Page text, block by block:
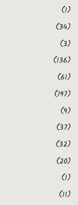
(1)
(34)
(3)
(136)
(61)
(197)
(9)
(37)
(32)
(20)
(1)
(11)